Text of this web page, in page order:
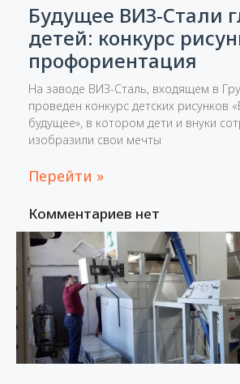
Будущее ВИЗ-Стали
детей: конкурс
профориентация
На заводе ВИЗ-Сталь, входящем в
проведен конкурс детских рисунков
будущее», в котором дети и внуки
изобразили свои мечты
Перейти »
Комментариев нет